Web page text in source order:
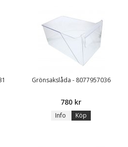
Grönsakslåda - 8077957036
780 kr
Info Köp